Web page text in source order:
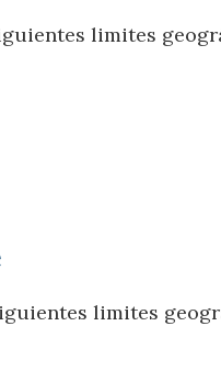
limites
limites